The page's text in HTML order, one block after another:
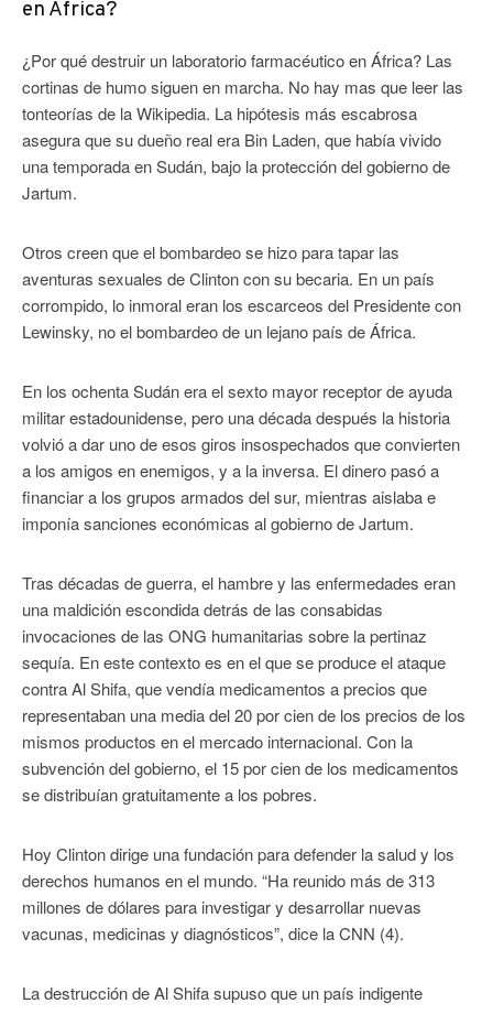
en África?
¿Por qué destruir un laboratorio farmacéutico en África? Las
cortinas de humo siguen en marcha. No hay mas que leer las
tonteorías de la Wikipedia. La hipótesis más escabrosa
asegura que su dueño real era Bin Laden, que había vivido
una temporada en Sudán, bajo la protección del gobierno de
Jartum.
Otros creen que el bombardeo se hizo para tapar las
aventuras sexuales de Clinton con su becaria. En un país
corrompido, lo inmoral eran los escarceos del Presidente con
Lewinsky, no el bombardeo de un lejano país de África.
En los ochenta Sudán era el sexto mayor receptor de ayuda
militar estadounidense, pero una década después la historia
volvió a dar uno de esos giros insospechados que convierten
a los amigos en enemigos, y a la inversa. El dinero pasó a
financiar a los grupos armados del sur, mientras aislaba e
imponía sanciones económicas al gobierno de Jartum.
Tras décadas de guerra, el hambre y las enfermedades eran
una maldición escondida detrás de las consabidas
invocaciones de las ONG humanitarias sobre la pertinaz
sequía. En este contexto es en el que se produce el ataque
contra Al Shifa, que vendía medicamentos a precios que
representaban una media del 20 por cien de los precios de los
mismos productos en el mercado internacional. Con la
subvención del gobierno, el 15 por cien de los medicamentos
se distribuían gratuitamente a los pobres.
Hoy Clinton dirige una fundación para defender la salud y los
derechos humanos en el mundo. “Ha reunido más de 313
millones de dólares para investigar y desarrollar nuevas
vacunas, medicinas y diagnósticos”, dice la CNN (4).
La destrucción de Al Shifa supuso que un país indigente